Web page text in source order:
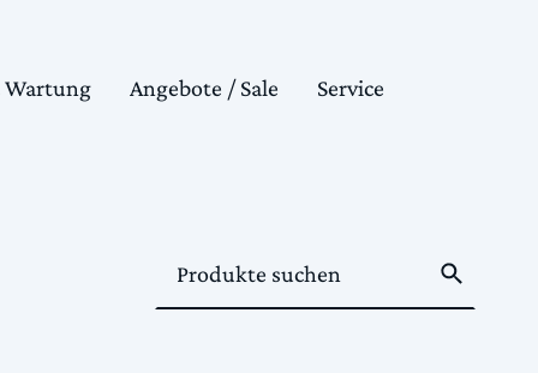
Wartung Angebote / Sale Service